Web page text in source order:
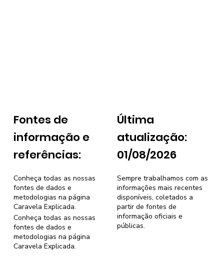
Fontes de
informação e
referências:
Última
atualização:
01/08/2026
Sempre trabalhamos com as
informações mais recentes
disponíveis, coletados a
partir de fontes de
informação oficiais e
públicas.
Conheça todas as nossas
fontes de dados e
metodologias na página
Caravela Explicada.
Conheça todas as nossas
fontes de dados e
metodologias na página
Caravela Explicada.